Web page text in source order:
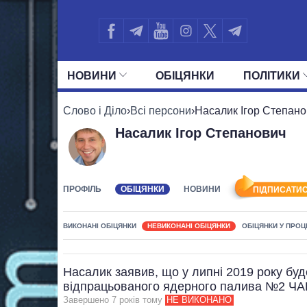
НОВИНИ ОБIЦЯНКИ ПОЛIТИКИ
УСІ ПОЛІТИКИ ПРЕЗИДЕНТ І
Слово і Діло›Всі персони›Насалик Ігор
Насалик Ігор Степанович
ПРОФІЛЬ ОБІЦЯНКИ НОВИНИ
ВИКОНАНІ ОБІЦЯНКИ НЕВИКОНАНІ ОБІЦЯНКИ ОБІЦЯНКИ У
Насалик заявив, що у липні 2019 року
відпрацьованого ядерного палива №2
Завершено 7 рокiв тому НЕ ВИКОНАНО